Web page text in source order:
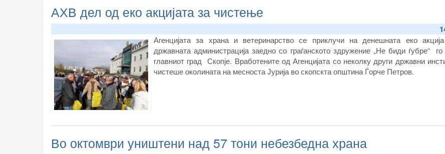
АХВ дел од еко акцијата за чистење
Агенцијата за храна и ветеринарство се приклучи на денешната еко
државната администрација заедно со граѓанското здружение „Не биди ѓубре“
главниот град Скопје. Вработените од Агенцијата со неколку други државни
чистеше околината на месноста Јурија во скопскта општина Ѓорче Петров.
Во октомври уништени над 57 тони небезбедна храна